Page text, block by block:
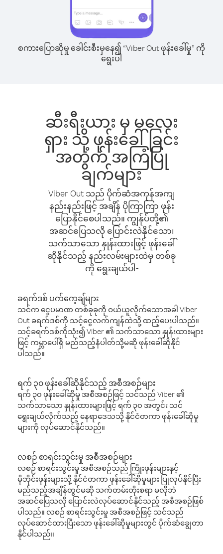
စကားပြောဆိုမှု ခေါင်းစီးမှနေ၍ “Viber Out ဖုန်းခေါ်မှု” ကို
ရွေးပါ
ဆီးရီးယား မှ မလေး
ရှား သို့ ဖုန်းခေါ်ခြင်း
အတွက် အကြံပြု
ချက်များ
Viber Out သည် ပိုက်ဆံအကုန်အကျ
နည်းနည်းဖြင့် အချိန် ပိုကြာကြာ ဖုန်း
ပြောနိုင်စေပါသည်။ ကျွန်ုပ်တို့၏
အဆင်ပြေသလို ပြောင်းလဲနိုင်သော၊
သက်သာသော နှုန်းထားဖြင့် ဖုန်းခေါ်
ဆိုနိုင်သည့် နည်းလမ်းများထဲမှ တစ်ခု
ကို ရွေးချယ်ပါ-
ခရက်ဒစ် ပက်ကေ့ချ်များ
သင်က ငွေပမာဏ တစ်ခုခုကို ဝယ်ယူလိုက်သောအခါ Viber
Out ခရက်ဒစ်ကို သင့်ငွေလက်ကျန်ထဲသို့ ထည့်ပေးပါသည်။
သင့်ခရက်ဒစ်ကိုသုံး၍ Viber ၏ သက်သာသော နှုန်းထားများ
ဖြင့် ကမ္ဘာပေါ်ရှိ မည်သည့်နံပါတ်သို့မဆို ဖုန်းခေါ်ဆိုနိုင်
ပါသည်။
ရက် ၃၀ ဖုန်းခေါ်ဆိုနိုင်သည့် အစီအစဉ်များ
ရက် ၃၀ ဖုန်းခေါ်ဆိုမှု အစီအစဉ်ဖြင့် သင်သည် Viber ၏
သက်သာသော နှုန်းထားများဖြင့် ရက် ၃၀ အတွင်း သင်
ရွေးချယ်လိုက်သည့် နေရာဒေသသို့ နိုင်ငံတကာ ဖုန်းခေါ်ဆိုမှု
များကို လုပ်ဆောင်နိုင်သည်။
လစဉ် စာရင်းသွင်းမှု အစီအစဉ်များ
လစဉ် စာရင်းသွင်းမှု အစီအစဉ်သည် ကြိုးဖုန်းများနှင့်
မိုဘိုင်းဖုန်းများသို့ နိုင်ငံတကာ ဖုန်းခေါ်ဆိုမှုများ ပြုလုပ်နိုင်ပြီး
မည်သည့်အချိန်တွင်မဆို သက်တမ်းတိုးစရာ မလိုဘဲ
အဆင်ပြေသလို ပြောင်းလဲလုပ်ဆောင်နိုင်သည့် အစီအစဉ်ဖြစ်
ပါသည်။ လစဉ် စာရင်းသွင်းမှု အစီအစဉ်ဖြင့် သင်သည်
လုပ်ဆောင်ထားပြီးသော ဖုန်းခေါ်ဆိုမှုများတွင် ပိုက်ဆံချွေတာ
နိုင်ပါသည်။